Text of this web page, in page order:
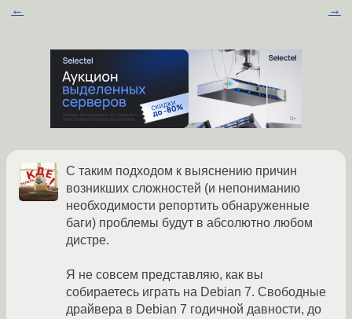
← →
С таким подходом к выяснению причин
возникших сложностей (и непониманию
необходимости репортить обнаруженные
баги) проблемы будут в абсолютно любом
дистре.
Я не совсем представляю, как вы
собираетесь играть на Debian 7. Свободные
драйвера в Debian 7 годичной давности, до